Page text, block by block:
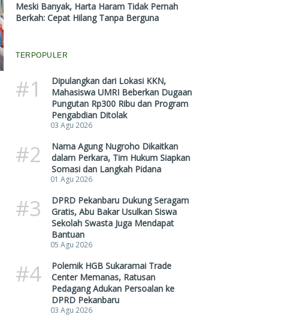
Meski Banyak, Harta Haram Tidak Pernah
Berkah: Cepat Hilang Tanpa Berguna
TERPOPULER
#1
Dipulangkan dari Lokasi KKN,
Mahasiswa UMRI Beberkan Dugaan
Pungutan Rp300 Ribu dan Program
Pengabdian Ditolak
03 Agu 2026
#2
Nama Agung Nugroho Dikaitkan
dalam Perkara, Tim Hukum Siapkan
Somasi dan Langkah Pidana
01 Agu 2026
#3
DPRD Pekanbaru Dukung Seragam
Gratis, Abu Bakar Usulkan Siswa
Sekolah Swasta Juga Mendapat
Bantuan
05 Agu 2026
#4
Polemik HGB Sukaramai Trade
Center Memanas, Ratusan
Pedagang Adukan Persoalan ke
DPRD Pekanbaru
03 Agu 2026